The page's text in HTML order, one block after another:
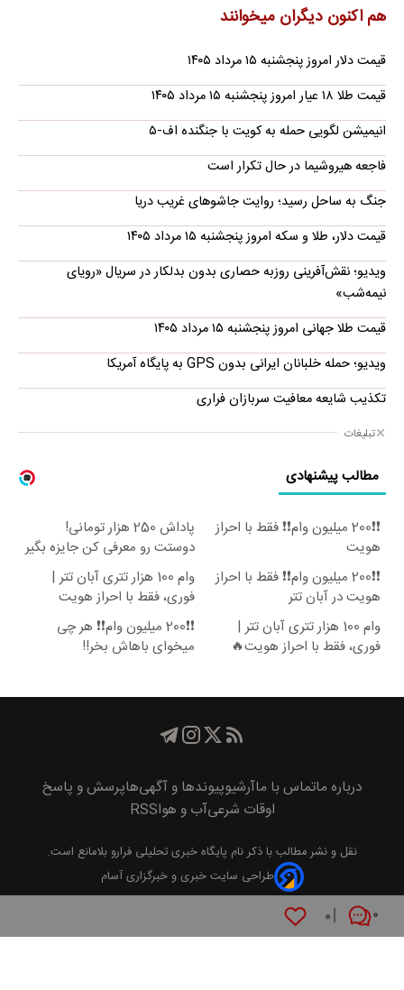
۰ ۰
هم اکنون دیگران میخوانند
قیمت دلار امروز پنجشنبه ۱۵ مرداد ۱۴۰۵
قیمت طلا ۱۸ عیار امروز پنجشنبه ۱۵ مرداد ۱۴۰۵
انیمیشن لگویی حمله به کویت با جنگنده اف-۵
فاجعه هیروشیما در حال تکرار است
جنگ به ساحل رسید؛ روایت جاشوهای غریب دریا
قیمت دلار، طلا و سکه امروز پنجشنبه ۱۵ مرداد ۱۴۰۵
ویدیو؛ نقش‌آفرینی روزبه حصاری بدون بدلکار در سریال «رویای
نیمه‌شب»
قیمت طلا جهانی امروز پنجشنبه ۱۵ مرداد ۱۴۰۵
ویدیو؛ حمله خلبانان ایرانی بدون GPS به پایگاه آمریکا
تکذیب شایعه معافیت سربازان فراری
تبلیغات
مطالب پیشنهادی
❗❗200 میلیون وام❗❗ فقط با احراز
هویت
پاداش 250 هزار تومانی!
دوستت رو معرفی کن جایزه بگیر
😍
❗❗200 میلیون وام❗❗ فقط با احراز
هویت در آبان تتر
وام 100 هزار تتری آبان تتر |
فوری، فقط با احراز هویت
وام 100 هزار تتری آبان تتر |
فوری، فقط با احراز هویت🔥
❗❗200 میلیون وام❗❗ هر چی
میخوای باهاش بخر!!
درباره ماتماس با ماآرشیوپیوند‌ها و آگهی‌هاپرسش و پاسخ
اوقات شرعیآب و هواRSS
نقل و نشر مطالب با ذکر نام پايگاه خبری تحليلی فرارو بلامانع است.
طراحی سایت خبری و خبرگزاری آسام